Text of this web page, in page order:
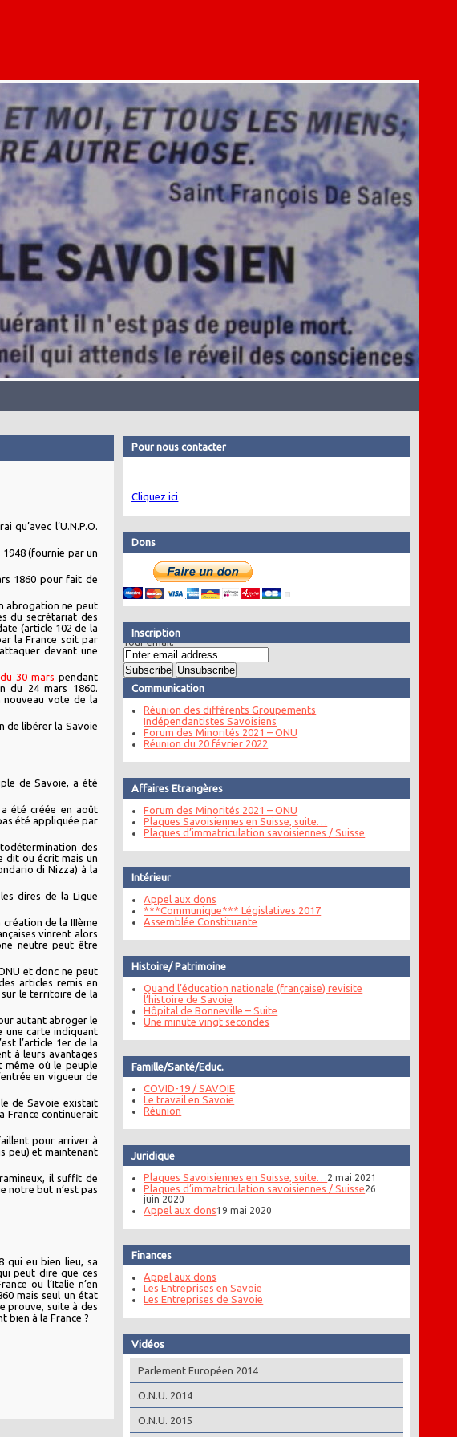
l’U.N.P.O.
1948 (fournie par un
1860 pour fait de
abrogation ne peut
du secrétariat des
(article 102 de la
la France soit par
devant une
30 mars pendant
du 24 mars 1860.
nouveau vote de la
de libérer la Savoie
de Savoie, a été
a été créée en août
été appliquée par
des
dit ou écrit mais un
di Nizza) à la
dires de la Ligue
de la IIIème
vinrent alors
neutre peut être
et donc ne peut
articles remis en
sur le territoire de la
autant abroger le
une carte indiquant
l’article 1er de la
à leurs avantages
même où le peuple
en vigueur de
de Savoie existait
France continuerait
pour arriver à
peu) et maintenant
il suffit de
notre but n’est pas
qui eu bien lieu, sa
peut dire que ces
ou l’Italie n’en
mais seul un état
prouve, suite à des
bien à la France ?
Pour nous contacter
Cliquez ici
Dons
Inscription
Your email:
Communication
Réunion des différents Groupements
Indépendantistes Savoisiens
Forum des Minorités 2021 – ONU
Réunion du 20 février 2022
Affaires Etrangères
Forum des Minorités 2021 – ONU
Plaques Savoisiennes en Suisse, suite…
Plaques d’immatriculation savoisiennes / Suisse
Intérieur
Appel aux dons
***Communique*** Législatives 2017
Assemblée Constituante
Histoire/ Patrimoine
Quand l’éducation nationale (française) revisite
l’histoire de Savoie
Hôpital de Bonneville – Suite
Une minute vingt secondes
Famille/Santé/Educ.
COVID-19 / SAVOIE
Le travail en Savoie
Réunion
Juridique
Plaques Savoisiennes en Suisse, suite… 2 mai 2021
Plaques d’immatriculation savoisiennes / Suisse26
juin 2020
Appel aux dons19 mai 2020
Finances
Appel aux dons
Les Entreprises en Savoie
Les Entreprises de Savoie
Vidéos
Parlement Européen 2014
O.N.U. 2014
O.N.U. 2015